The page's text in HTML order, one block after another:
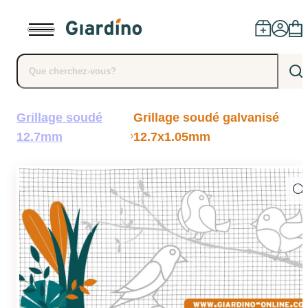
Des produits
Installation
Conseils
blog
Grillage soudé
12.7mm
Grillage soudé galvanisé
12.7x1.05mm